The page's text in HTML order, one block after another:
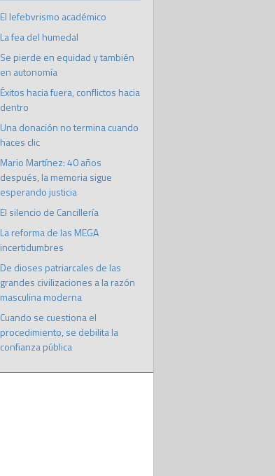
El lefebvrismo académico
La fea del humedal
Se pierde en equidad y también
en autonomía
Éxitos hacia fuera, conflictos hacia
dentro
Una donación no termina cuando
haces clic
Mario Martínez: 40 años
después, la memoria sigue
esperando justicia
El silencio de Cancillería
La reforma de las MEGA
incertidumbres
De dioses patriarcales de las
grandes civilizaciones a la razón
masculina moderna
Cuando se cuestiona el
procedimiento, se debilita la
confianza pública